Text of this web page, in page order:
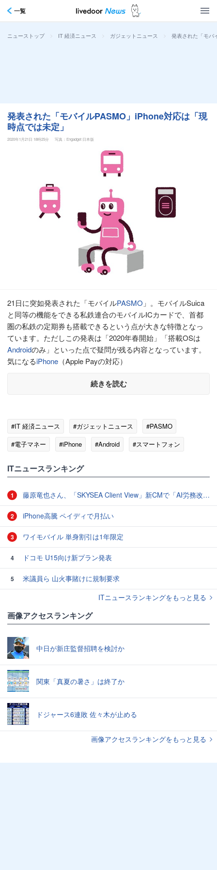
一覧
ニューストップ > IT 経済ニュース > ガジェットニュース > 発表された「モバ
発表された「モバイルPASMO」iPhone対応は「現
時点では未定」
2020年1月21日 18時25分 写真：Engadget 日本版
21日に突如発表された「モバイルPASMO 」。モバイルSuica
と同等の機能をできる私鉄連合のモバイルICカードで、首都
圏の私鉄の定期券も搭載できるという点が大きな特徴となっ
ています。ただしこの発表は「2020年春開始」「搭載OSは
Androidのみ」といった点で疑問が残る内容となっています。
気になるiPhone （Apple Payの対応）
続きを読む
#IT 経済ニュース #ガジェットニュース
#PASMO
#電子マネー
#iPhone #Android #スマートフォン
ITニュースランキング
1 藤原竜也さん、「SKYSEA Client View」新CMで「AI労務改善」をアピール 働き方をAIが分析したら「すぐに休んで」と言われる？
2 iPhone高騰 ペイディで月払い
3 ワイモバイル 単身割引は1年限定
4 ドコモ U15向け新プラン発表
5
米議員ら 山火事賭けに規制要求
ITニュースランキングをもっと見る
画像アクセスランキング
中日が新庄監督招聘を検討か
関東「真夏の暑さ」は終了か
ドジャース6連敗 佐々木が止める
画像アクセスランキングをもっと見る